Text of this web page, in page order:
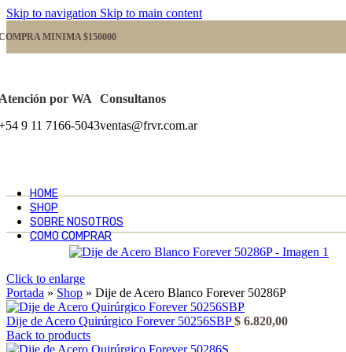
Skip to navigation Skip to main content
MINIMA $150000
por WA
9 11 7166-5043
Consultanos
ventas@frvr.com.ar
HOME
SHOP
SOBRE NOSOTROS
COMO COMPRAR
Click to enlarge
Portada » Shop » Dije de Acero Blanco Forever 50286P
Dije de Acero Quirúrgico Forever 50256SBP$ 6.820,00
Back to products